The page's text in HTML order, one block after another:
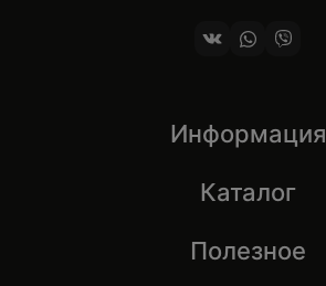
Информация
Каталог
Полезное